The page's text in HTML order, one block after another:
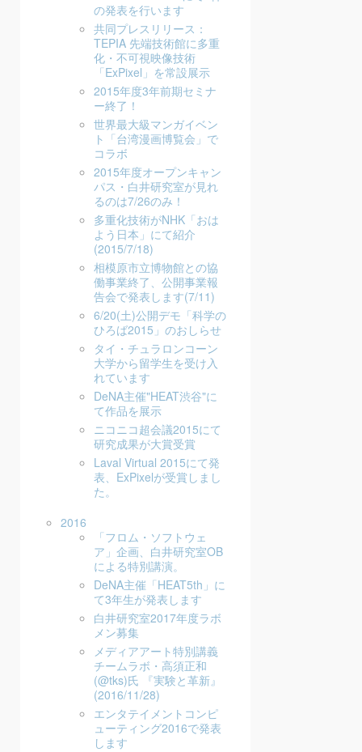
の発表を行います
共同プレスリリース：
TEPIA 先端技術館に多重
化・不可視映像技術
「ExPixel」を常設展示
2015年度3年前期セミナ
ー終了！
世界最大級マンガイベン
ト「台湾漫画博覧会」で
コラボ
2015年度オープンキャン
パス・白井研究室が見れ
るのは7/26のみ！
多重化技術がNHK「おは
よう日本」にて紹介
(2015/7/18)
相模原市立博物館との協
働事業終了、公開事業報
告会で発表します(7/11)
6/20(土)公開デモ「科学の
ひろば2015」のおしらせ
タイ・チュラロンコーン
大学から留学生を受け入
れています
DeNA主催"HEAT渋谷"に
て作品を展示
ニコニコ超会議2015にて
研究成果が大賞受賞
Laval Virtual 2015にて発
表、ExPixelが受賞しまし
た。
2016
「フロム・ソフトウェ
ア」企画、白井研究室OB
による特別講演。
DeNA主催「HEAT5th」に
て3年生が発表します
白井研究室2017年度ラボ
メン募集
メディアアート特別講義
チームラボ・高須正和
(@tks)氏 『実験と革新』
(2016/11/28)
エンタテイメントコンピ
ューティング2016で発表
します